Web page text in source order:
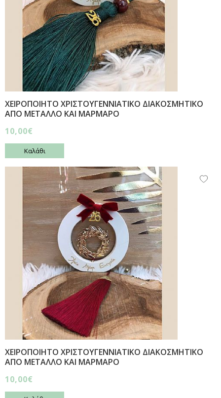
ΧΕΙΡΟΠΟΙΗΤΟ ΧΡΙΣΤΟΥΓΕΝΝΙΑΤΙΚΟ ΔΙΑΚΟΣΜΗΤΙΚΟ
ΑΠΟ ΜΕΤΑΛΛΟ ΚΑΙ ΜΑΡΜΑΡΟ
10,00€
Καλάθι
ΧΕΙΡΟΠΟΙΗΤΟ ΧΡΙΣΤΟΥΓΕΝΝΙΑΤΙΚΟ ΔΙΑΚΟΣΜΗΤΙΚΟ
ΑΠΟ ΜΕΤΑΛΛΟ ΚΑΙ ΜΑΡΜΑΡΟ
10,00€